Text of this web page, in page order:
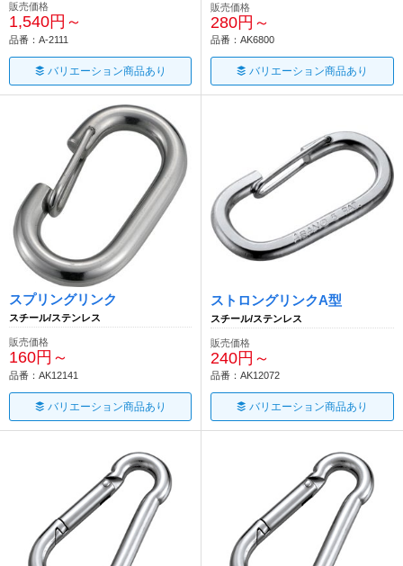
販売価格
1,540円～
品番：A-2111
バリエーション商品あり
販売価格
280円～
品番：AK6800
バリエーション商品あり
スプリングリンク
スチール/ステンレス
販売価格
160円～
品番：AK12141
バリエーション商品あり
ストロングリンクA型
スチール/ステンレス
販売価格
240円～
品番：AK12072
バリエーション商品あり